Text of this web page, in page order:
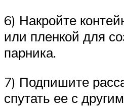
6) Накройте
или пленкой для
парника.
7) Подпишите
спутать ее с